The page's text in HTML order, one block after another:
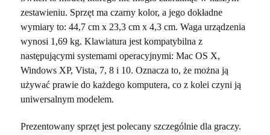
zestawieniu. Sprzęt ma czarny kolor, a jego dokładne
wymiary to: 44,7 cm x 23,3 cm x 4,3 cm. Waga urządzenia
wynosi 1,69 kg. Klawiatura jest kompatybilna z
następującymi systemami operacyjnymi: Mac OS X,
Windows XP, Vista, 7, 8 i 10. Oznacza to, że można ją
używać prawie do każdego komputera, co z kolei czyni ją
uniwersalnym modelem.
Prezentowany sprzęt jest polecany szczególnie dla graczy.